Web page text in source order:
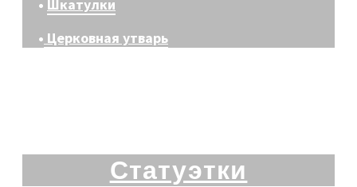
• Шкатулки
• Церковная утварь
Статуэтки